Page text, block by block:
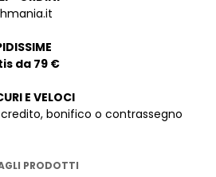
da 79 €
E VELOCI
bonifico o contrassegno
PRODOTTI